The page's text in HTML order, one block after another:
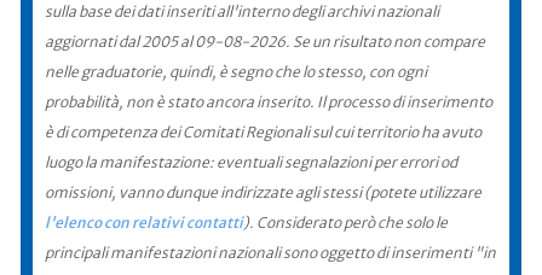
sulla base dei dati inseriti all'interno degli archivi nazionali
aggiornati dal 2005 al 09-08-2026. Se un risultato non compare
nelle graduatorie, quindi, è segno che lo stesso, con ogni
probabilità, non è stato ancora inserito. Il processo di inserimento
è di competenza dei Comitati Regionali sul cui territorio ha avuto
luogo la manifestazione: eventuali segnalazioni per errori od
omissioni, vanno dunque indirizzate agli stessi (potete utilizzare
l'elenco con relativi contatti). Considerato però che solo le
principali manifestazioni nazionali sono oggetto di inserimenti "in